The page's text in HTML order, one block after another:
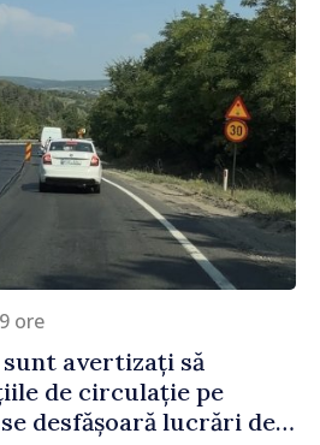
ore
avertizați să
de circulație pe
desfășoară lucrări de